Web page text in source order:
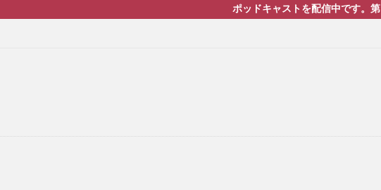
ポッドキャストを配信中です。第99回 「姿勢が変わると人